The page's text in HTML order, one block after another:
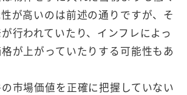
が高いのは前述の通りですが、そ
行われていたり、インフレによっ
が上がっていたりする可能性もあ
市場価値を正確に把握していない